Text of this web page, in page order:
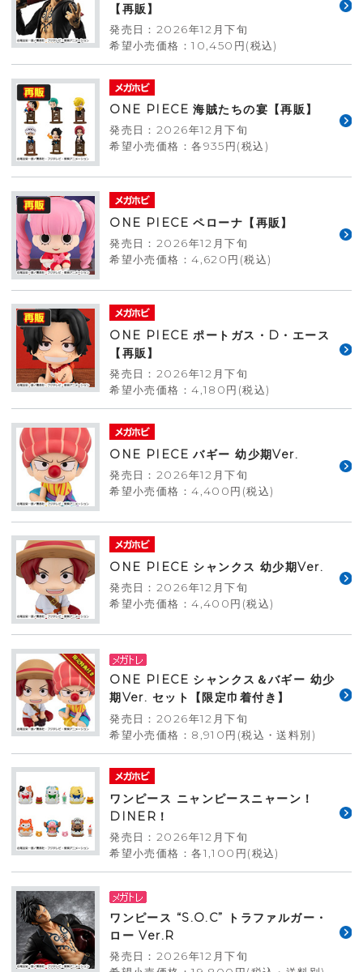
【再販】
発売日：2026年12月下旬
希望小売価格：10,450円(税込)
ONE PIECE 海賊たちの宴【再販】
発売日：2026年12月下旬
希望小売価格：各935円(税込)
ONE PIECE ペローナ【再販】
発売日：2026年12月下旬
希望小売価格：4,620円(税込)
ONE PIECE ポートガス・D・エース
【再販】
発売日：2026年12月下旬
希望小売価格：4,180円(税込)
ONE PIECE バギー 幼少期Ver.
発売日：2026年12月下旬
希望小売価格：4,400円(税込)
ONE PIECE シャンクス 幼少期Ver.
発売日：2026年12月下旬
希望小売価格：4,400円(税込)
ONE PIECE シャンクス＆バギー 幼少
期Ver. セット【限定巾着付き】
発売日：2026年12月下旬
希望小売価格：8,910円(税込・送料別)
ワンピース ニャンピースニャーン！
DINER！
発売日：2026年12月下旬
希望小売価格：各1,100円(税込)
ワンピース “S.O.C” トラファルガー・
ロー Ver.R
発売日：2026年12月下旬